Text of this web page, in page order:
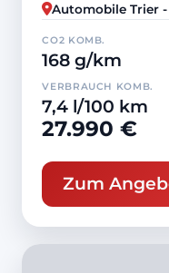
Automobile Trier
CO2 KOMB.
168 g/km
VERBRAUCH KOMB.
7,4 l/100 km
27.990 €
Zum